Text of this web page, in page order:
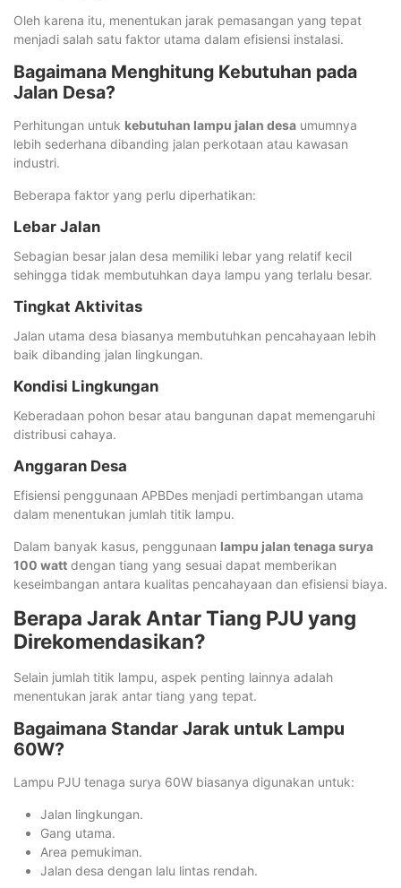
Oleh karena itu, menentukan jarak pemasangan yang tepat
menjadi salah satu faktor utama dalam efisiensi instalasi.
Bagaimana Menghitung Kebutuhan pada
Jalan Desa?
Perhitungan untuk kebutuhan lampu jalan desa umumnya
lebih sederhana dibanding jalan perkotaan atau kawasan
industri.
Beberapa faktor yang perlu diperhatikan:
Lebar Jalan
Sebagian besar jalan desa memiliki lebar yang relatif kecil
sehingga tidak membutuhkan daya lampu yang terlalu besar.
Tingkat Aktivitas
Jalan utama desa biasanya membutuhkan pencahayaan lebih
baik dibanding jalan lingkungan.
Kondisi Lingkungan
Keberadaan pohon besar atau bangunan dapat memengaruhi
distribusi cahaya.
Anggaran Desa
Efisiensi penggunaan APBDes menjadi pertimbangan utama
dalam menentukan jumlah titik lampu.
Dalam banyak kasus, penggunaan lampu jalan tenaga surya
100 watt dengan tiang yang sesuai dapat memberikan
keseimbangan antara kualitas pencahayaan dan efisiensi biaya.
Berapa Jarak Antar Tiang PJU yang
Direkomendasikan?
Selain jumlah titik lampu, aspek penting lainnya adalah
menentukan jarak antar tiang yang tepat.
Bagaimana Standar Jarak untuk Lampu
60W?
Lampu PJU tenaga surya 60W biasanya digunakan untuk:
Jalan lingkungan.
Gang utama.
Area pemukiman.
Jalan desa dengan lalu lintas rendah.